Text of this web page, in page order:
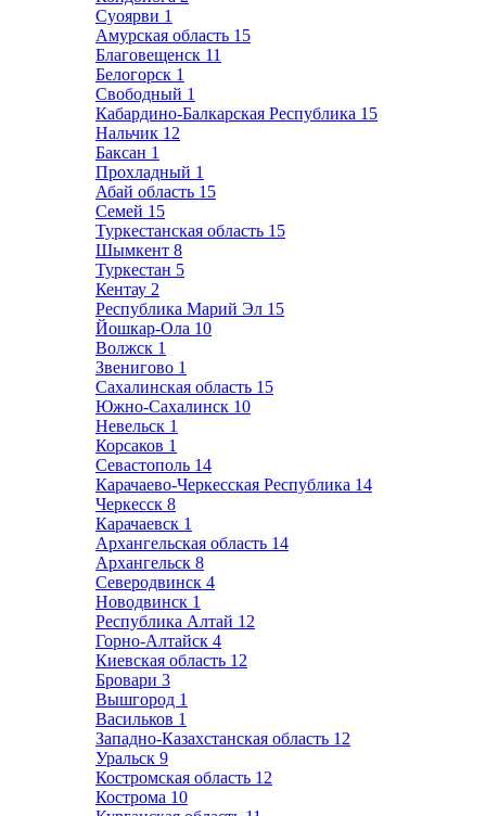
Суоярви 1
Амурская область 15
Благовещенск 11
Белогорск 1
Свободный 1
Кабардино-Балкарская Республика 15
Нальчик 12
Баксан 1
Прохладный 1
Абай область 15
Семей 15
Туркестанская область 15
Шымкент 8
Туркестан 5
Кентау 2
Республика Марий Эл 15
Йошкар-Ола 10
Волжск 1
Звенигово 1
Сахалинская область 15
Южно-Сахалинск 10
Невельск 1
Корсаков 1
Севастополь 14
Карачаево-Черкесская Республика 14
Черкесск 8
Карачаевск 1
Архангельская область 14
Архангельск 8
Северодвинск 4
Новодвинск 1
Республика Алтай 12
Горно-Алтайск 4
Киевская область 12
Бровари 3
Вышгород 1
Васильков 1
Западно-Казахстанская область 12
Уральск 9
Костромская область 12
Кострома 10